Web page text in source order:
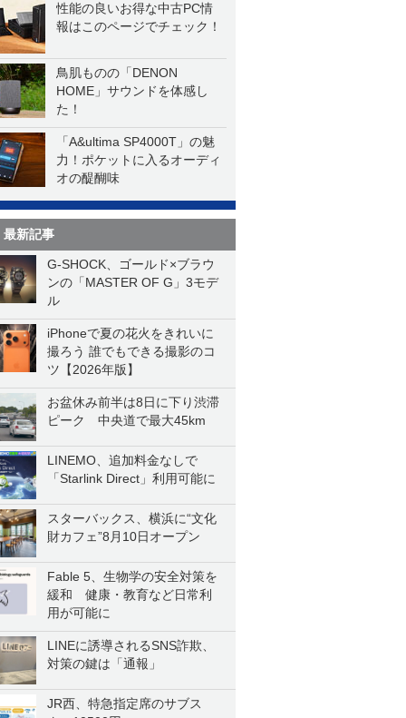
性能の良いお得な中古PC情
報はこのページでチェック！
鳥肌ものの「DENON
HOME」サウンドを体感し
た！
「A&ultima SP4000T」の魅
力！ポケットに入るオーディ
オの醍醐味
最新記事
G-SHOCK、ゴールド×ブラウ
ンの「MASTER OF G」3モデ
ル
iPhoneで夏の花火をきれいに
撮ろう 誰でもできる撮影のコ
ツ【2026年版】
お盆休み前半は8日に下り渋滞
ピーク 中央道で最大45km
LINEMO、追加料金なしで
「Starlink Direct」利用可能に
スターバックス、横浜に“文化
財カフェ”8月10日オープン
Fable 5、生物学の安全対策を
緩和 健康・教育など日常利
用が可能に
LINEに誘導されるSNS詐欺、
対策の鍵は「通報」
JR西、特急指定席のサブス